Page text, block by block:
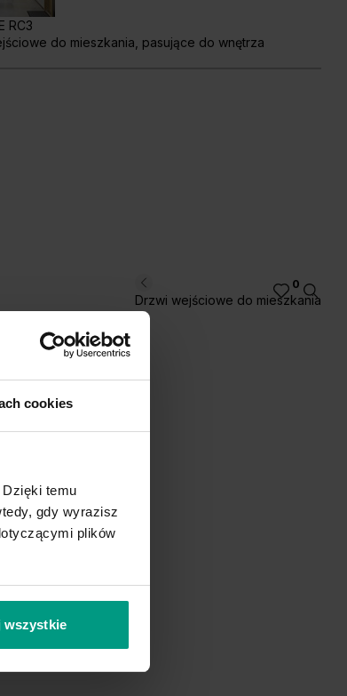
cookies
temu
gdy wyrazisz
plików
wszystkie
RC3
do mieszkania, pasujące do wnętrza
Drzwi wejściowe do mieszkania
0